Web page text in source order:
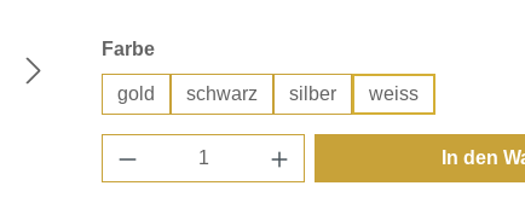
Farbeauswählen
gold schwarz silber weiss
Produkt Anzahl: Gib den In den